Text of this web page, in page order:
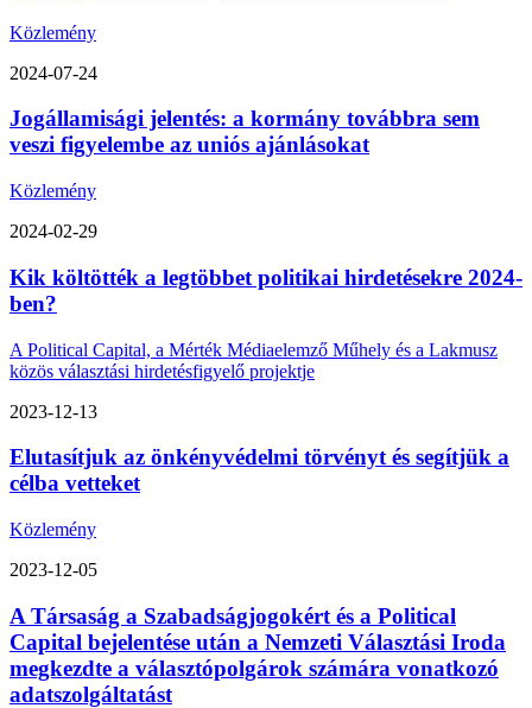
Közlemény
2024-07-24
Jogállamisági jelentés: a kormány továbbra sem
veszi figyelembe az uniós ajánlásokat
Közlemény
2024-02-29
Kik költötték a legtöbbet politikai hirdetésekre 2024-
ben?
A Political Capital, a Mérték Médiaelemző Műhely és a Lakmusz
közös választási hirdetésfigyelő projektje
2023-12-13
Elutasítjuk az önkényvédelmi törvényt és segítjük a
célba vetteket
Közlemény
2023-12-05
A Társaság a Szabadságjogokért és a Political
Capital bejelentése után a Nemzeti Választási Iroda
megkezdte a választópolgárok számára vonatkozó
adatszolgáltatást